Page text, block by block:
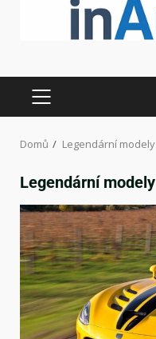
Domů Legendární modely
Legendární modely